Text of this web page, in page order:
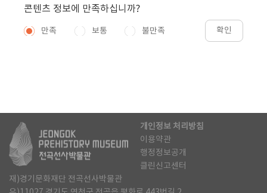
콘텐츠 정보에 만족하십니까?
만족 보통 불만족 확인
개인정보 처리방침
이용약관
행정정보공개
클린신고센터
재)경기문화재단 전곡선사박물관